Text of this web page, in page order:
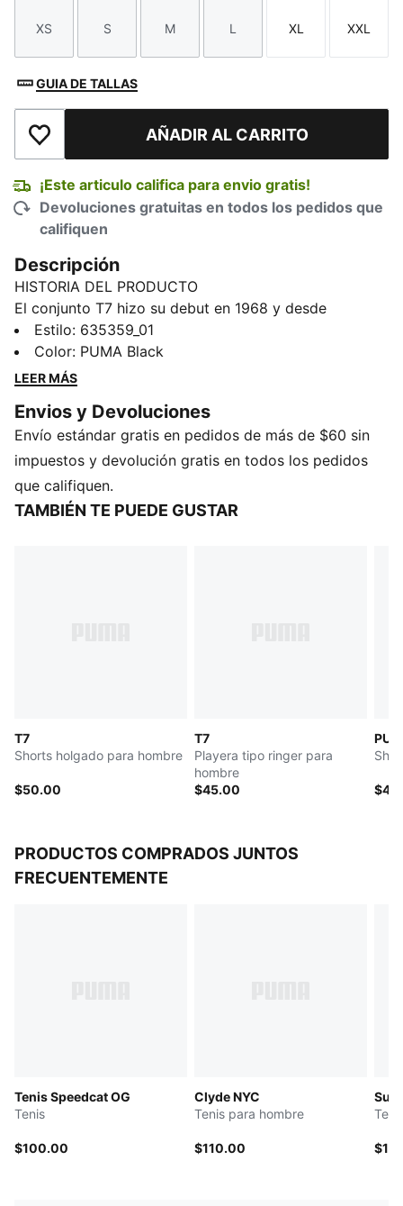
Talla
XS
Talla
S
Talla
M
Talla
L
Talla
XL
Talla
XXL
GUIA DE TALLAS
Añadir a la lista de deseosAÑADIR AL CARRITO
¡Este articulo califica para envio gratis!
Devoluciones gratuitas en todos los pedidos que
califiquen
Descripción
HISTORIA DEL PRODUCTO
El conjunto T7 hizo su debut en 1968 y desde
entonces ha estado marcando la diferencia. Con sus
característicos paneles laterales, líneas limpias y el
inconfundible ADN de PUMA, el T7 se ha convertido
clásico con una paleta de colores llamativa, una serie
de diseños cortos y holgados, y un ícono PUMA Cat
de gran tamaño para darle un toque extra de actitud.
Este short cuenta con las icónicas inserciones de
paneles T7 en las piernas.
Estilo: 635359_01
Color: PUMA Black
LEER MÁS
Envios y Devoluciones
Envío estándar gratis en pedidos de más de $60 sin
impuestos y devolución gratis en todos los pedidos
que califiquen.
TAMBIÉN TE PUEDE GUSTAR
T7
Shorts holgado para hombre
$50.00
T7
Playera tipo ringer para
hombre
$45.00
PRODUCTOS COMPRADOS JUNTOS
FRECUENTEMENTE
Tenis Speedcat OG
Tenis
$100.00
Clyde NYC
Tenis para hombre
$110.00